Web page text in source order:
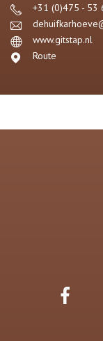
+31 (0)475 - 53
www.gitstap.nl
Route